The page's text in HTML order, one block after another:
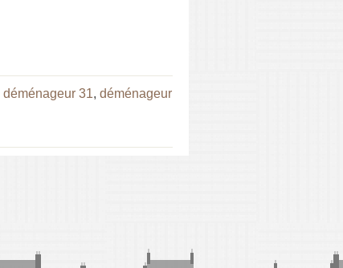
déménageur 31, déménageur